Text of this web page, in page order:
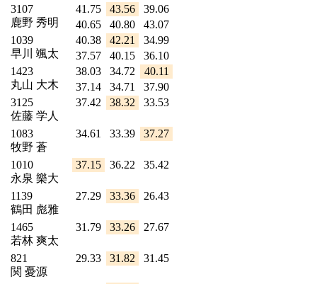
3107
鹿野 秀明
41.75 43.56
39.06
40.65
40.80
43.07
1039
早川 颯太
40.38 42.21
34.99
37.57
40.15
36.10
1423
丸山 大木
38.03 34.72
40.11
37.14
34.71
37.90
3125
佐藤 学人
37.42 38.32 33.53
1083
牧野 蒼
34.61 33.39 37.27
1010
永泉 樂大
37.15 36.22 35.42
1139
鶴田 彪雅
27.29 33.36 26.43
1465
若林 爽太
31.79 33.26 27.67
821
関 憂源
29.33 31.82 31.45